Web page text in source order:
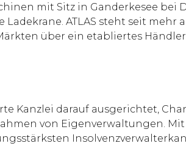
mit Sitz in Ganderkesee
ATLAS steht seit
über ein etabliertes
Kanzlei darauf ausgerichtet,
von Eigenverwaltungen.